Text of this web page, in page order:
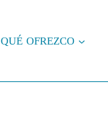
QUÉ OFREZCO